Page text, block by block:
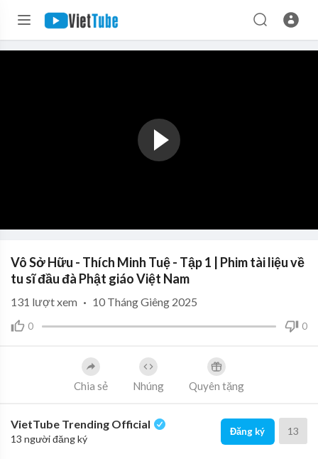
Vô Sở Hữu - Thích Minh Tuệ - Tập 1 | Phim tài liệu về
tu sĩ đầu đà Phật giáo Việt Nam
0 0
131 lượt xem · 10 Tháng Giêng 2025
Chia sẻ Nhúng Quyên tặng
VietTube Trending Official
13 người đăng ký
Đăng ký 13